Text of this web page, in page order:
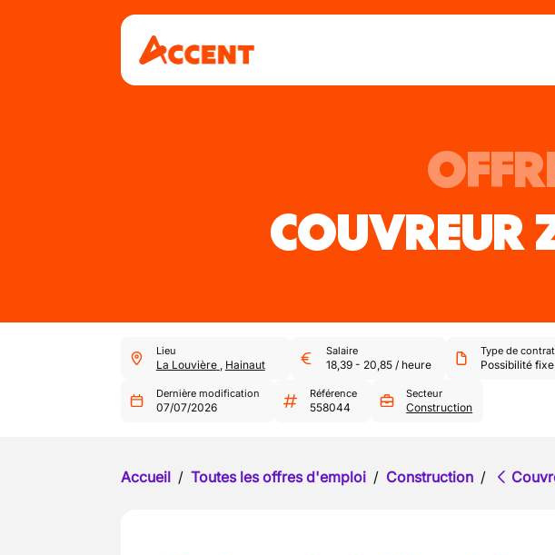
COUVREUR
Lieu
La Louvière , Hainaut
Salaire
18,39- 20,85/ heure
Type de contrat
Possibilité fixe
Dernière modification
07/07/2026
Référence
558044
Secteur
Construction
Accueil / Toutes les offres d'emploi / Construction /